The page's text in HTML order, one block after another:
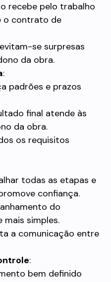
recebe pelo trabalho
o contrato de
se surpresas
da obra.
:
padrões e prazos
final atende às
da obra.
os requisitos
todas as etapas e
confiança.
do
simples.
a comunicação entre
:
bem definido